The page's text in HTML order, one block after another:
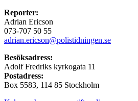
Reporter:
Adrian Ericson
073-707 50 55
adrian.ericson@polistidningen.se
Besöksadress:
Adolf Fredriks kyrkogata 11
Postadress:
Box 5583, 114 85 Stockholm